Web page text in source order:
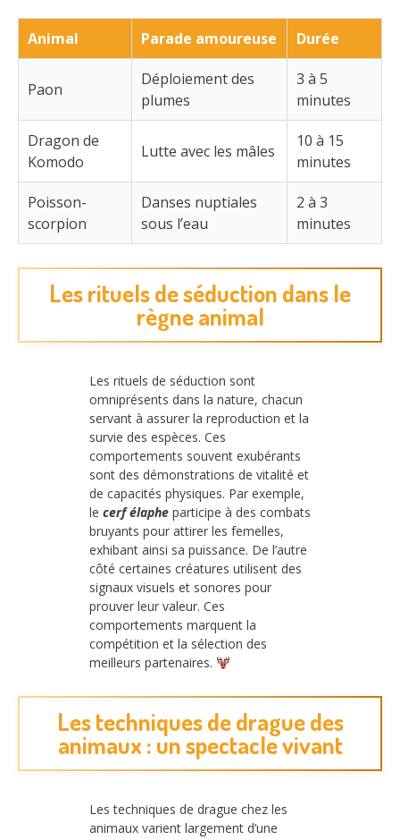
Animal Parade amoureuse Durée
Paon
Déploiement des
plumes
3 à 5
minutes
Dragon de
Komodo
Lutte avec les mâles
10 à 15
minutes
Poisson-
scorpion
Danses nuptiales
sous l’eau
2 à 3
minutes
Les rituels de séduction dans le
règne animal
Les rituels de séduction sont
omniprésents dans la nature, chacun
servant à assurer la reproduction et la
survie des espèces. Ces
comportements souvent exubérants
sont des démonstrations de vitalité et
de capacités physiques. Par exemple,
le cerf élaphe participe à des combats
bruyants pour attirer les femelles,
exhibant ainsi sa puissance. De l’autre
côté certaines créatures utilisent des
signaux visuels et sonores pour
prouver leur valeur. Ces
comportements marquent la
compétition et la sélection des
meilleurs partenaires.
Les techniques de drague des
animaux : un spectacle vivant
Les techniques de drague chez les
animaux varient largement d’une